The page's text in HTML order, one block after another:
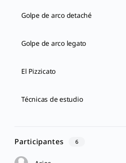
Golpe de arco detaché
Golpe de arco legato
El Pizzicato
Técnicas de estudio
Participantes 6